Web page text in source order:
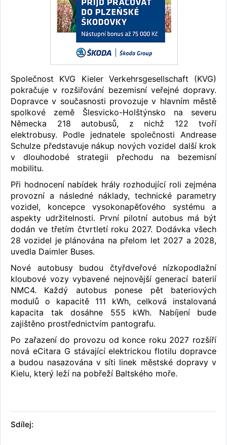
Společnost KVG Kieler Verkehrsgesellschaft (KVG)
pokračuje v rozšiřování bezemisní veřejné dopravy.
Dopravce v současnosti provozuje v hlavním městě
spolkové země Šlesvicko-Holštýnsko na severu
Německa 218 autobusů, z nichž 122 tvoří
elektrobusy. Podle jednatele společnosti Andrease
Schulze představuje nákup nových vozidel další krok
v dlouhodobé strategii přechodu na bezemisní
mobilitu.
Při hodnocení nabídek hrály rozhodující roli zejména
provozní a následné náklady, technické parametry
vozidel, koncepce vysokonapěťového systému a
aspekty udržitelnosti. První pilotní autobus má být
dodán ve třetím čtvrtletí roku 2027. Dodávka všech
28 vozidel je plánována na přelom let 2027 a 2028,
uvedla Daimler Buses.
Nové autobusy budou čtyřdveřové nízkopodlažní
kloubové vozy vybavené nejnovější generací baterií
NMC4. Každý autobus ponese pět bateriových
modulů o kapacitě 111 kWh, celková instalovaná
kapacita tak dosáhne 555 kWh. Nabíjení bude
zajištěno prostřednictvím pantografu.
Po zařazení do provozu od konce roku 2027 rozšíří
nová eCitara G stávající elektrickou flotilu dopravce
a budou nasazována v síti linek městské dopravy v
Kielu, který leží na pobřeží Baltského moře.
Sdílej: